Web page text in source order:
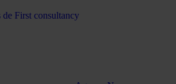
First consultancy